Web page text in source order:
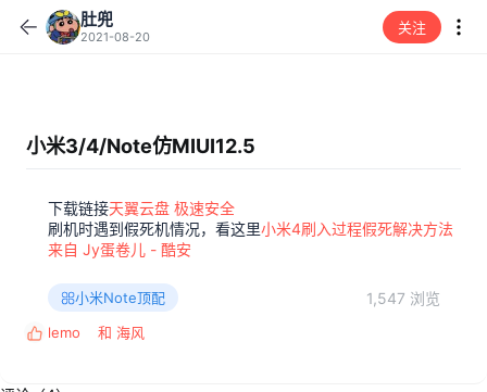
肚兜
2021-08-20
关注
小米3/4/Note仿MIUI12.5
下载链接天翼云盘 极速安全
刷机时遇到假死机情况，看这里小米4刷入过程假死解决方法
来自 Jy蛋卷儿 - 酷安
小米Note顶配 1,547 浏览
反 lemoㅤ 和 海风